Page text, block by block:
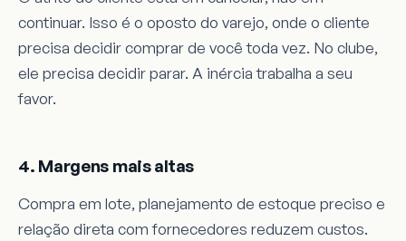
continuar. Isso é o oposto do varejo, onde o cliente
precisa decidir comprar de você toda vez. No clube,
ele precisa decidir parar. A inércia trabalha a seu
favor.
4. Margens mais altas
Compra em lote, planejamento de estoque preciso e
relação direta com fornecedores reduzem custos.